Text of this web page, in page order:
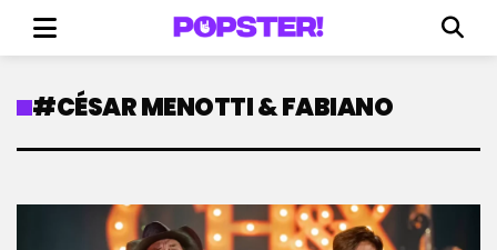
#CÉSAR MENOTTI & FABIANO